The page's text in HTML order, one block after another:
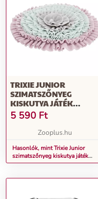
TRIXIE JUNIOR
SZIMATSZŐNYEG
KISKUTYA JÁTÉK
MACSKÁKNAK KB. Ø 32
CM
5 590 Ft
Zooplus.hu
Hasonlók, mint Trixie Junior
szimatszőnyeg kiskutya játék
macskáknak kb. ø 32 cm